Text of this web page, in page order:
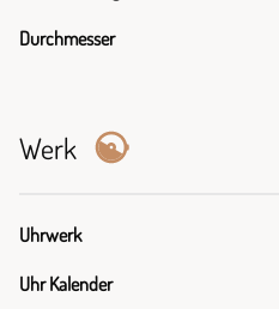
Durchmesser
Werk
Uhrwerk
Uhr Kalender